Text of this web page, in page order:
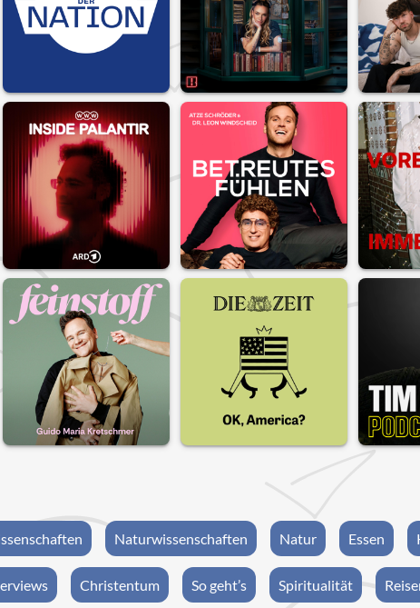
Naturwissenschaften Natur Essen
Christentum So geht’s Spiritualität